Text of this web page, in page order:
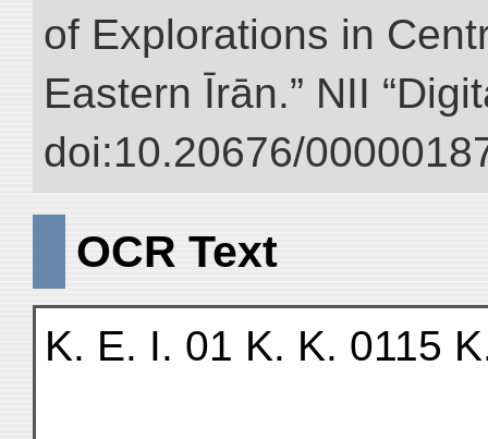
of Explorations in
Eastern Īrān.” NII
doi:10.20676/
OCR Text
K. E. I. 01 K. K. 0115